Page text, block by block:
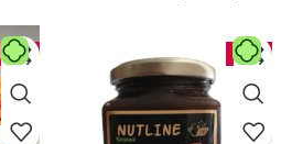
حراج حراج